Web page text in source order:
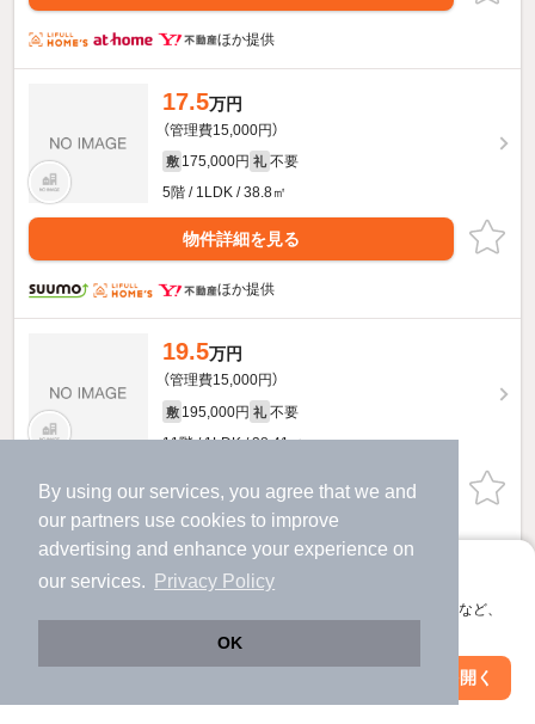
By using our services, you agree that we and
our partners use cookies to improve
advertising and enhance your experience on
our services.
Privacy Policy
OK
アプリに切り替えて、サクサクお部屋探し
会員登録なしですぐ使える。マップ検索やお気に入り保存など、
アプリを開く
ほか提供
17.5万円
（管理費15,000円）
敷 175,000円 礼 不要
5階 / 1LDK / 38.8㎡
物件詳細を見る
ほか提供
19.5万円
（管理費15,000円）
敷 195,000円 礼 不要
11階 / 1LDK / 38.41㎡
物件詳細を見る
絞り込み条件を変更